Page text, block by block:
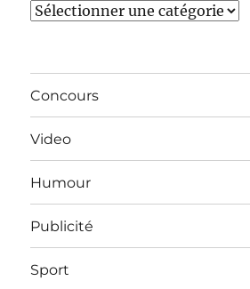
Catégories
Concours
Video
Humour
Publicité
Sport